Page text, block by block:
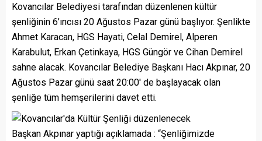
Kovancılar Belediyesi tarafından düzenlenen kültür
şenliğinin 6’ıncısı 20 Ağustos Pazar günü başlıyor. Şenlikte
Ahmet Karacan, HGS Hayati, Celal Demirel, Alperen
Karabulut, Erkan Çetinkaya, HGS Güngör ve Cihan Demirel
sahne alacak. Kovancılar Belediye Başkanı Hacı Akpınar, 20
Ağustos Pazar günü saat 20:00′ de başlayacak olan
şenliğe tüm hemşerilerini davet etti.
Başkan Akpınar yaptığı açıklamada : “Şenliğimizde